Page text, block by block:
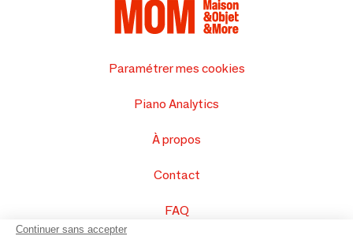
Paramétrer mes cookies
Piano Analytics
À propos
Contact
FAQ
Continuer sans accepter